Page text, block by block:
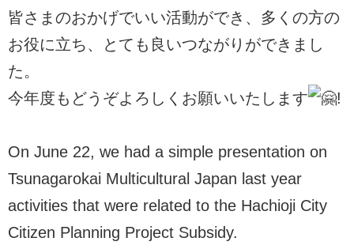
皆さまのおかげでいい活動ができ、多くの方の
お役に立ち、とても良いつながりができまし
た。
今年度もどうぞよろしくお願いいたします
!
On June 22, we had a simple presentation on
Tsunagarokai Multicultural Japan last year
activities that were related to the Hachioji City
Citizen Planning Project Subsidy.